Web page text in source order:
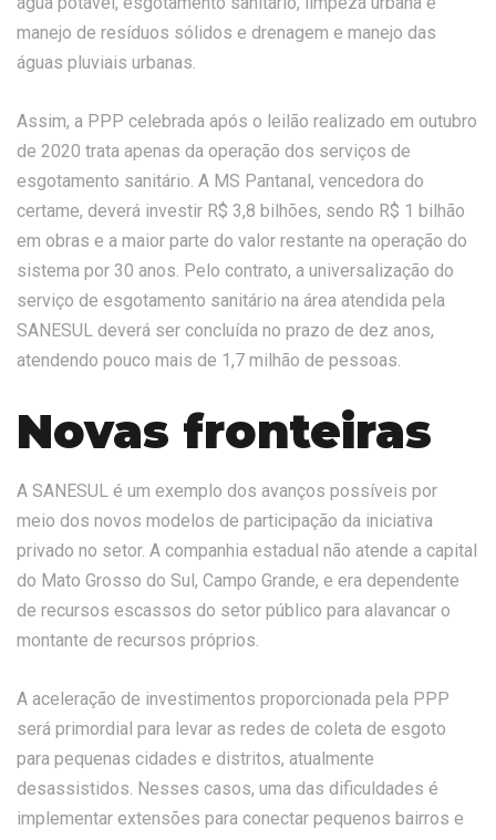
manejo de resíduos sólidos e drenagem e manejo das
águas pluviais urbanas.
Assim, a PPP celebrada após o leilão realizado em outubro
de 2020 trata apenas da operação dos serviços de
esgotamento sanitário. A MS Pantanal, vencedora do
certame, deverá investir R$ 3,8 bilhões, sendo R$ 1 bilhão
em obras e a maior parte do valor restante na operação do
sistema por 30 anos. Pelo contrato, a universalização do
serviço de esgotamento sanitário na área atendida pela
SANESUL deverá ser concluída no prazo de dez anos,
atendendo pouco mais de 1,7 milhão de pessoas.
Novas fronteiras
A SANESUL é um exemplo dos avanços possíveis por
meio dos novos modelos de participação da iniciativa
privado no setor. A companhia estadual não atende a capital
do Mato Grosso do Sul, Campo Grande, e era dependente
de recursos escassos do setor público para alavancar o
montante de recursos próprios.
A aceleração de investimentos proporcionada pela PPP
será primordial para levar as redes de coleta de esgoto
para pequenas cidades e distritos, atualmente
desassistidos. Nesses casos, uma das dificuldades é
implementar extensões para conectar pequenos bairros e